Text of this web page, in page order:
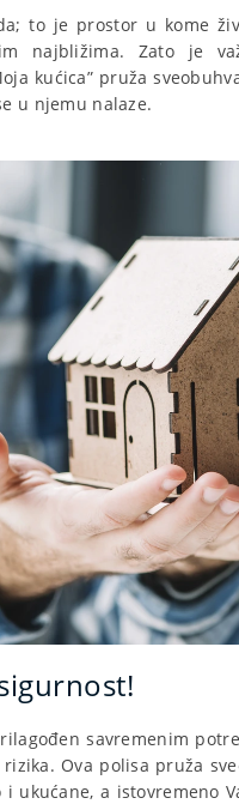
to je prostor u kome
najbližima. Zato je
kućica” pruža
u njemu nalaze.
savremenim
Ova polisa pruža
ukućane, a istovremeno